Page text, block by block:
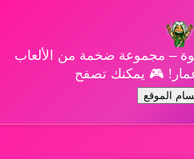
– مجموعة ضخمة من الألعاب
🎮 يمكنك تصفح
الموقع